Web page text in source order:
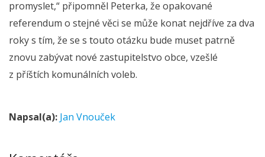
promyslet,“ připomněl Peterka, že opakované
referendum o stejné věci se může konat nejdříve za dva
roky s tím, že se s touto otázku bude muset patrně
znovu zabývat nové zastupitelstvo obce, vzešlé
z příštích komunálních voleb.
Napsal(a): Jan Vnouček